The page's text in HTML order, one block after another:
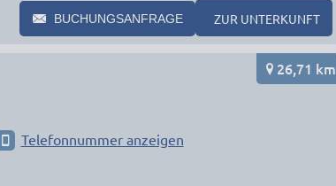
BUCHUNGSANFRAGE ZUR UNTERKUNFT
26,71 km
Telefonnummer anzeigen